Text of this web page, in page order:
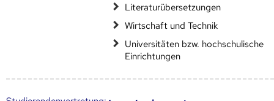
Literaturübersetzungen
Wirtschaft und Technik
Universitäten bzw. hochschulische
Einrichtungen